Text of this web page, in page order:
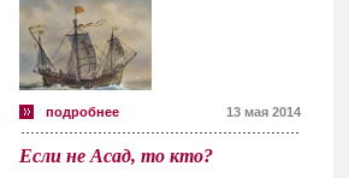
подробнее 13 мая 2014
Если не Асад, то кто?